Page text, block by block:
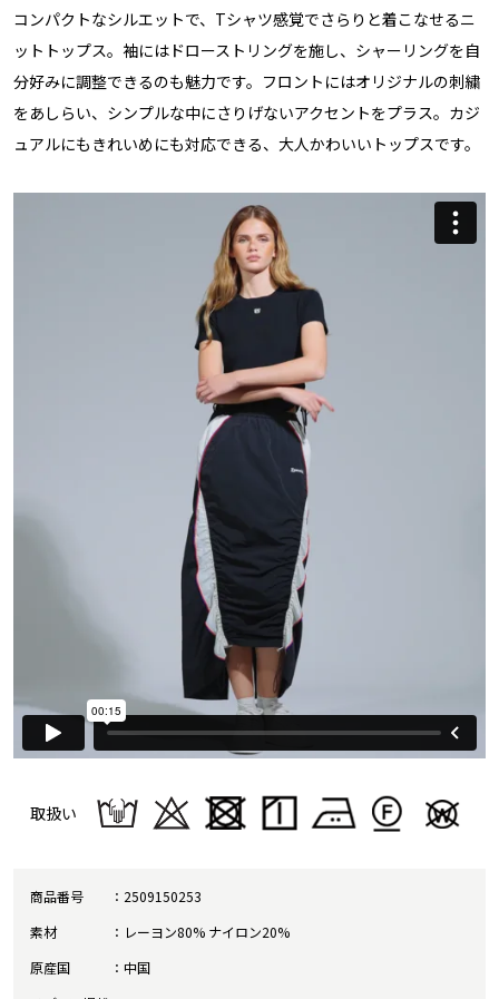
コンパクトなシルエットで、Tシャツ感覚でさらりと着こなせるニ
ットトップス。袖にはドローストリングを施し、シャーリングを自
分好みに調整できるのも魅力です。フロントにはオリジナルの刺繍
をあしらい、シンプルな中にさりげないアクセントをプラス。カジ
ュアルにもきれいめにも対応できる、大人かわいいトップスです。
取扱い
商品番号
2509150253
素材
レーヨン80% ナイロン20%
原産国
中国